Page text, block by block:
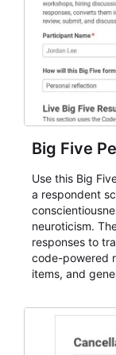
Big Five
Use this Big
a respondent
neuroticism.
responses to
code-powered
items, and
reflection,